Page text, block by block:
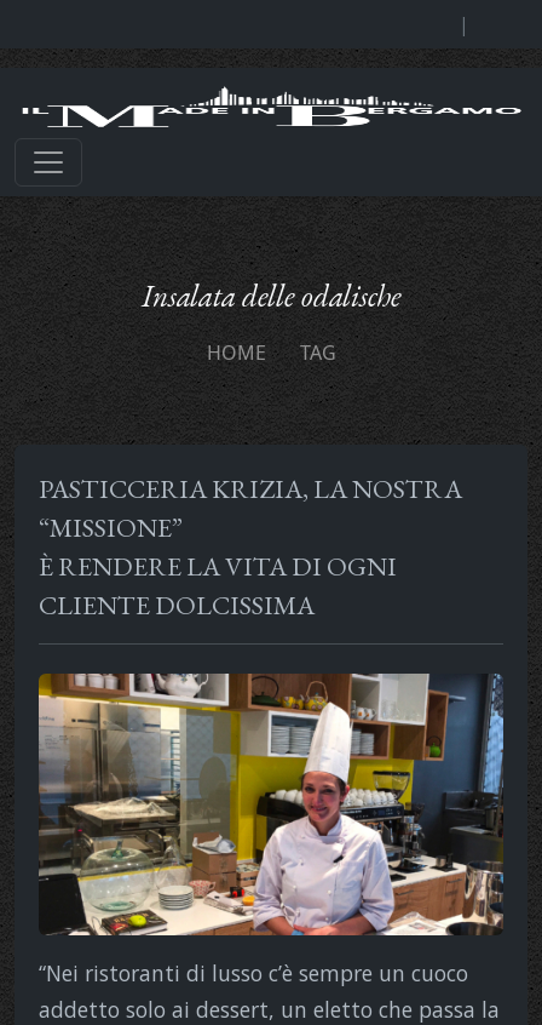
|
Insalata delle odalische
HOME TAG
PASTICCERIA KRIZIA, LA NOSTRA
“MISSIONE”
È RENDERE LA VITA DI OGNI
CLIENTE DOLCISSIMA
“Nei ristoranti di lusso c’è sempre un cuoco
addetto solo ai dessert, un eletto che passa la